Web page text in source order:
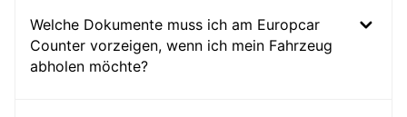
Welche Dokumente muss ich am Europcar
Counter vorzeigen, wenn ich mein Fahrzeug
abholen möchte?